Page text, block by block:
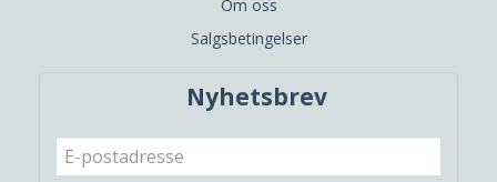
Om oss
Salgsbetingelser
Nyhetsbrev